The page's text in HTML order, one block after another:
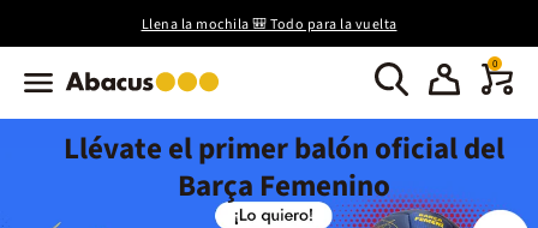
Llena la mochila 🎒 Todo para la vuelta
0
Llévate el primer balón oficial del
Barça Femenino